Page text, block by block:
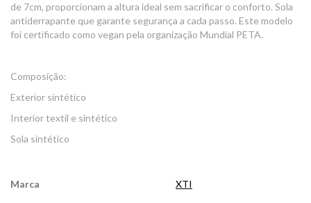
de 7cm, proporcionam a altura ideal sem sacrificar o conforto. Sola
antiderrapante que garante segurança a cada passo. Este modelo
foi certificado como vegan pela organização Mundial PETA.
Composição:
Exterior sintético
Interior textil e sintético
Sola sintético
Marca
XTI